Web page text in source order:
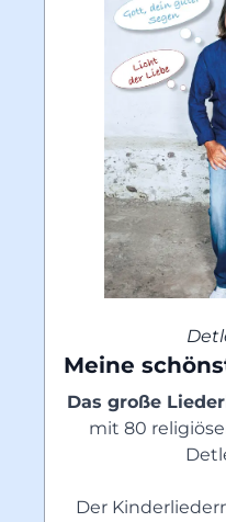
Meine
Das große
mit 80
Der